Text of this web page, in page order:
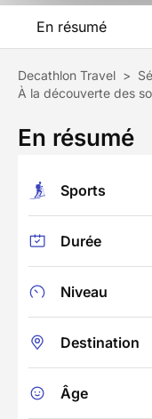
En résumé
Decathlon Travel >
À la découverte des
En résumé
Sports
Durée
Niveau
Destination
Âge